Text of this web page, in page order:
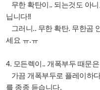
무한 확탄이.. 되는것도 아
닙니다!!
그러니.. 무한 확탄. 무한곰
세요 ㅠ.ㅠ
4. 모든렉이.. 개폭부두 때문
가끔 개폭부두로 플레이하
를 종종 듣습니다.